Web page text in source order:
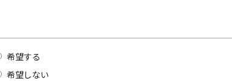
希望する
希望しない